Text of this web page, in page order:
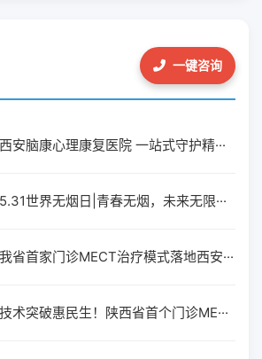
一键咨询
安脑康心理康复医院 一站式守护精···
世界无烟日|青春无烟，未来无限···
省首家门诊MECT治疗模式落地西安···
术突破惠民生！陕西省首个门诊ME···